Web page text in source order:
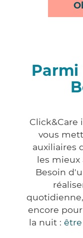
Parmi
vous
auxiliaires
les mieux
Besoin
encore
la nuit :